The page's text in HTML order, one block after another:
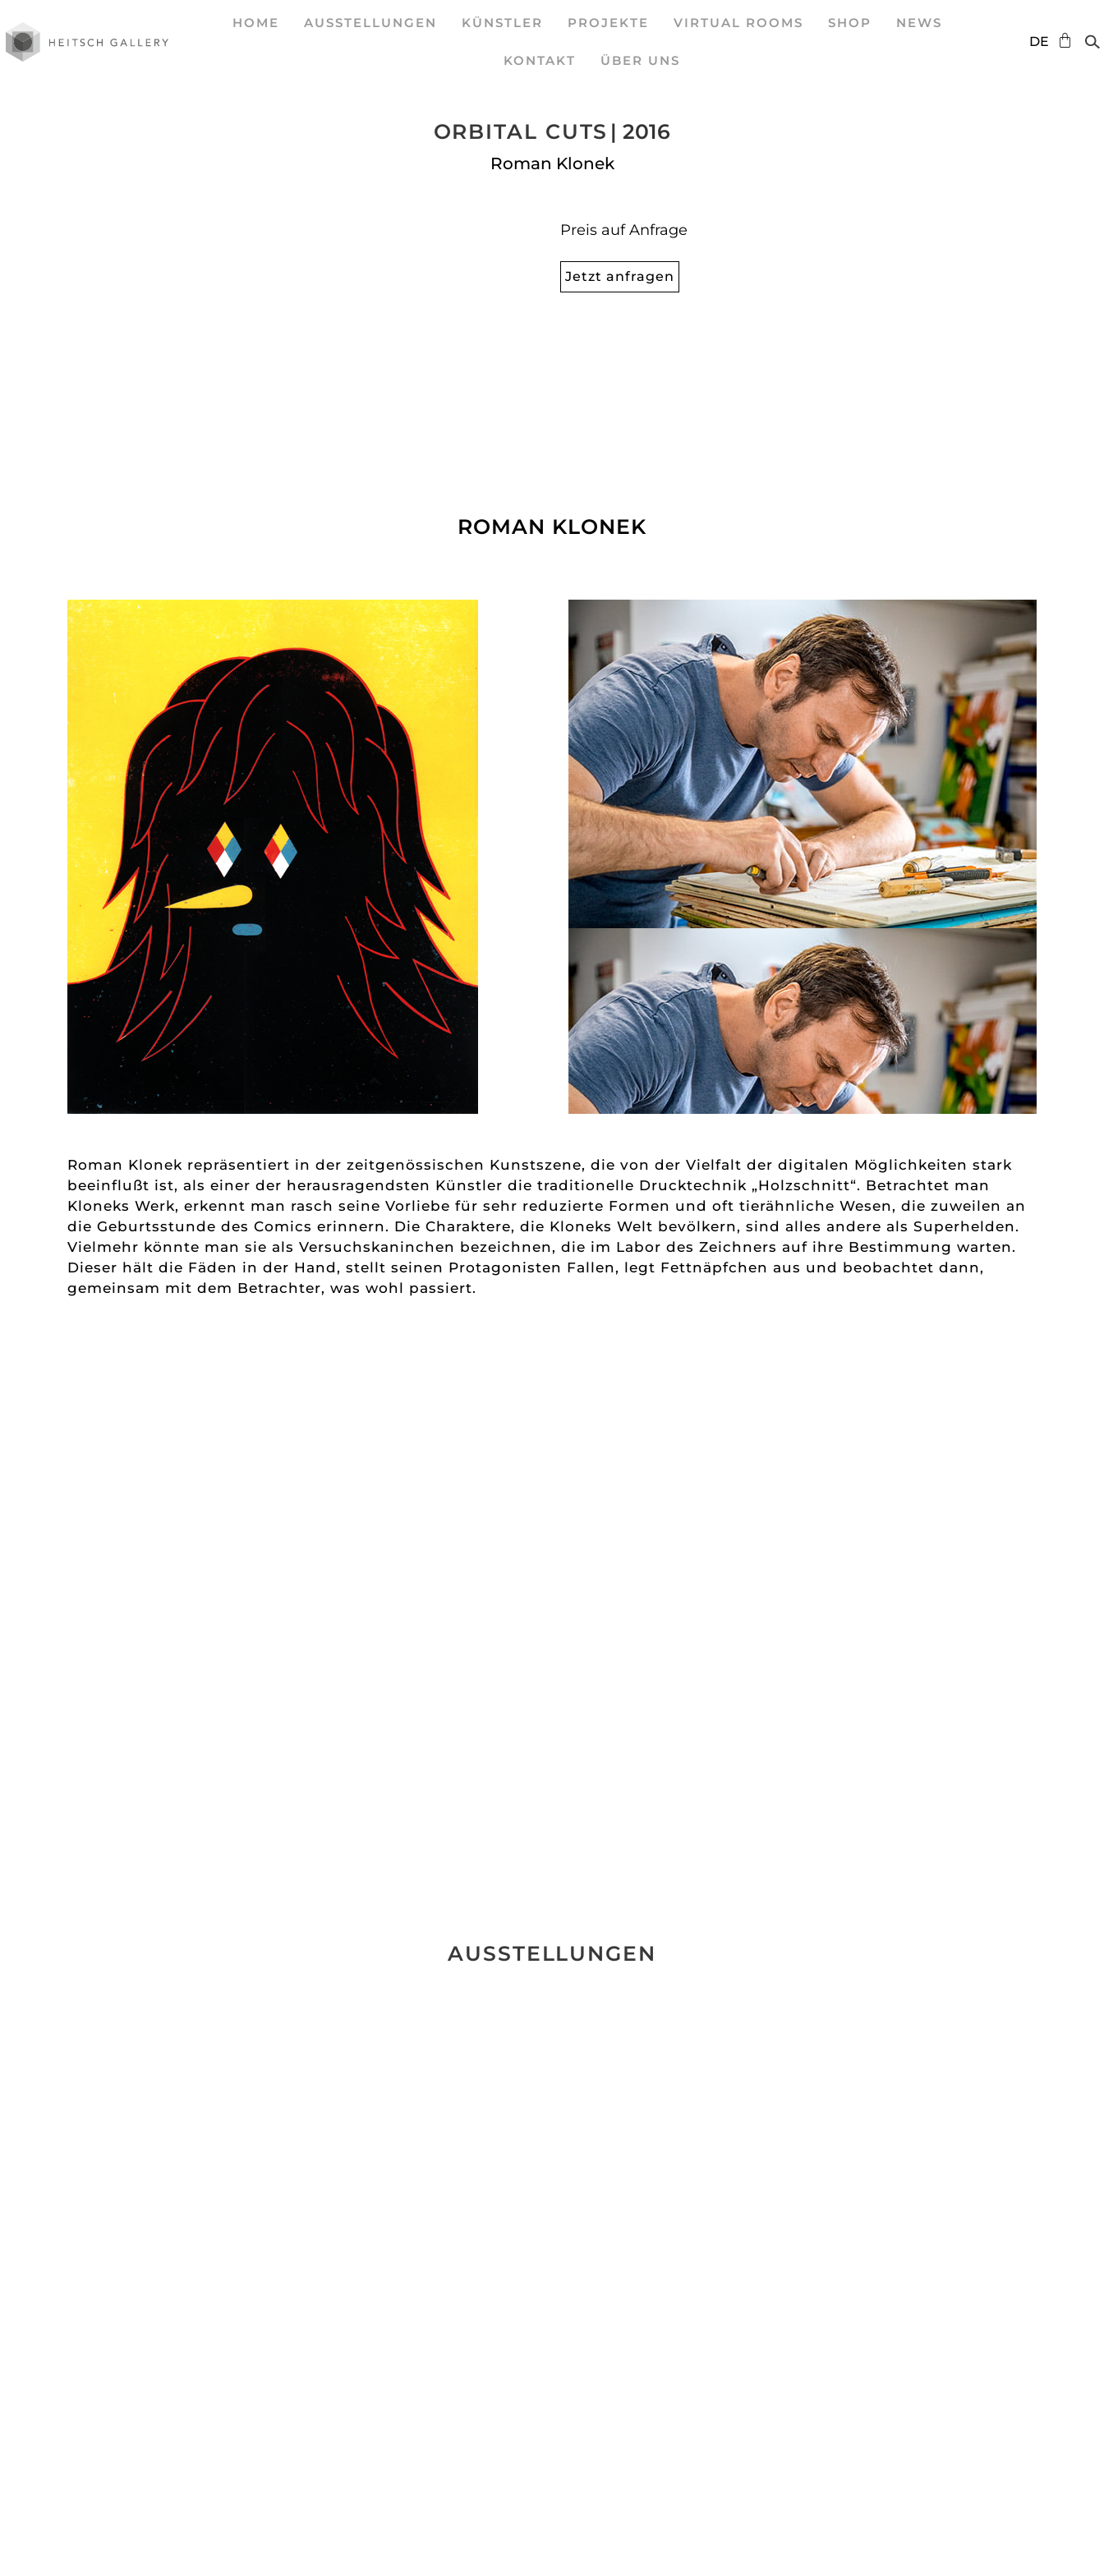
HOME AUSSTELLUNGEN KÜNSTLER PROJEKTE VIRTUAL ROOMS SHOP NEWS
KONTAKT ÜBER UNS
DE
ES
ORBITAL CUTS | 2016
Roman Klonek
Preis auf Anfrage
Jetzt anfragen
ROMAN KLONEK
Roman Klonek repräsentiert in der zeitgenössischen Kunstszene, die von der Vielfalt der digitalen Möglichkeiten stark
beeinflußt ist, als einer der herausragendsten Künstler die traditionelle Drucktechnik „Holzschnitt“. Betrachtet man
Kloneks Werk, erkennt man rasch seine Vorliebe für sehr reduzierte Formen und oft tierähnliche Wesen, die zuweilen an
die Geburtsstunde des Comics erinnern. Die Charaktere, die Kloneks Welt bevölkern, sind alles andere als Superhelden.
Vielmehr könnte man sie als Versuchskaninchen bezeichnen, die im Labor des Zeichners auf ihre Bestimmung warten.
Dieser hält die Fäden in der Hand, stellt seinen Protagonisten Fallen, legt Fettnäpfchen aus und beobachtet dann,
gemeinsam mit dem Betrachter, was wohl passiert.
AUSSTELLUNGEN